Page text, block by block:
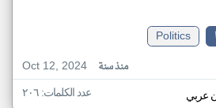
Politics
Oct 12, 2024
منذ سنة
عربي عدد الكلمات: ٢٠٦